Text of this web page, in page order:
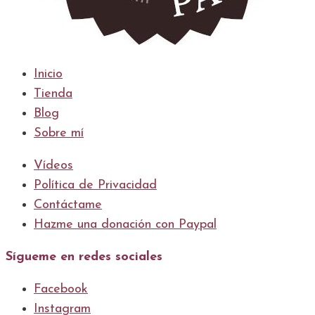
Inicio
Tienda
Blog
Sobre mí
Vídeos
Política de Privacidad
Contáctame
Hazme una donación con Paypal
Sígueme en redes sociales
Facebook
Instagram